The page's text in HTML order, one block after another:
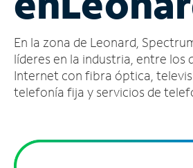
cuenta
Encuentra
una
tienda
En la zona de Leonard,
líderes en la industria, entre los
Internet con fibra óptica,
telefonía fija y servicios de